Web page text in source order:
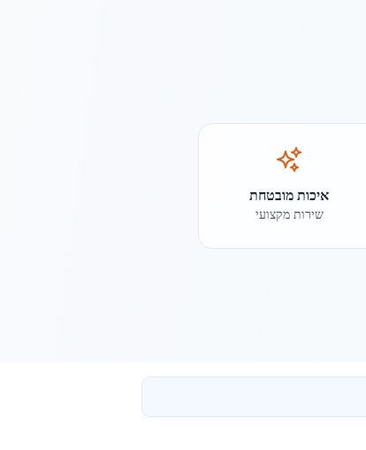
איכות מובטחת
שירות מקצועי